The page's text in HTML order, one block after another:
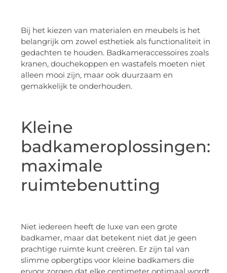
Bij het kiezen van materialen en meubels is het
belangrijk om zowel esthetiek als functionaliteit in
gedachten te houden. Badkameraccessoires zoals
kranen, douchekoppen en wastafels moeten niet
alleen mooi zijn, maar ook duurzaam en
gemakkelijk te onderhouden.
Kleine
badkameroplossingen:
maximale
ruimtebenutting
Niet iedereen heeft de luxe van een grote
badkamer, maar dat betekent niet dat je geen
prachtige ruimte kunt creëren. Er zijn tal van
slimme opbergtips voor kleine badkamers die